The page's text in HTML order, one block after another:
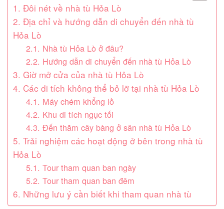
1. Đôi nét về nhà tù Hỏa Lò
2. Địa chỉ và hướng dẫn di chuyển đến nhà tù
Hỏa Lò
2.1. Nhà tù Hỏa Lò ở đâu?
2.2. Hướng dẫn di chuyển đến nhà tù Hỏa Lò
3. Giờ mở cửa của nhà tù Hỏa Lò
4. Các di tích không thể bỏ lỡ tại nhà tù Hỏa Lò
4.1. Máy chém khổng lồ
4.2. Khu di tích ngục tối
4.3. Đến thăm cây bàng ở sân nhà tù Hỏa Lò
5. Trải nghiệm các hoạt động ở bên trong nhà tù
Hỏa Lò
5.1. Tour tham quan ban ngày
5.2. Tour tham quan ban đêm
6. Những lưu ý cần biết khi tham quan nhà tù